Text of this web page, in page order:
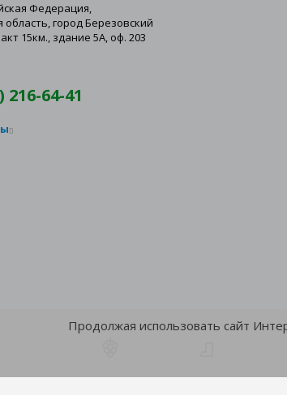
Федерация,
область, город Березовский
15км., здание 5А, оф. 203
216-64-41
Продолжая использовать сайт